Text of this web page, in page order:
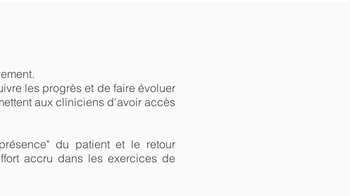
les progrès et de faire évoluer
aux cliniciens d'avoir accès
du patient et le retour
accru dans les exercices de